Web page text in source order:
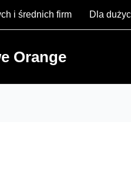
i średnich firm Dla
Orange